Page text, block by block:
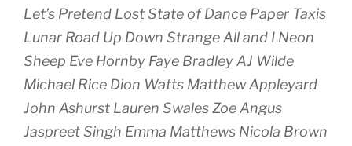
Let’s Pretend Lost State of Dance Paper Taxis
Lunar Road Up Down Strange All and I Neon
Sheep Eve Hornby Faye Bradley AJ Wilde
Michael Rice Dion Watts Matthew Appleyard
John Ashurst Lauren Swales Zoe Angus
Jaspreet Singh Emma Matthews Nicola Brown